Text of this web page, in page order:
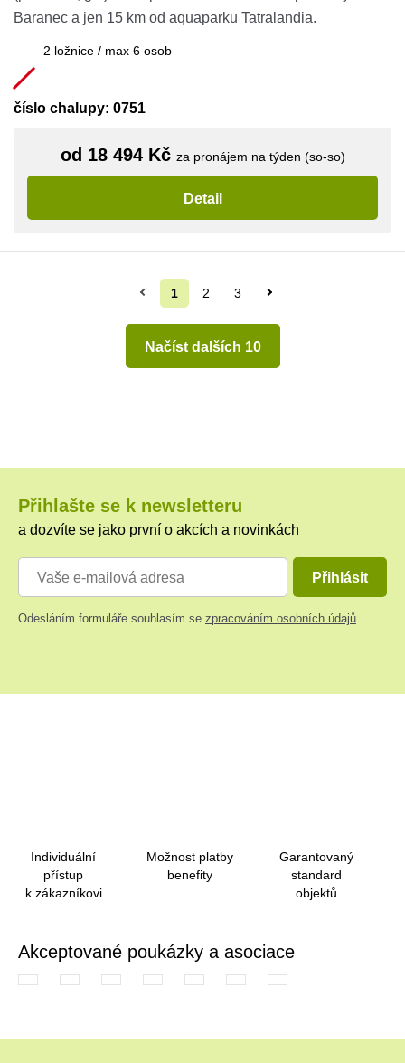
Baranec a jen 15 km od aquaparku Tatralandia.
2 ložnice / max 6 osob
číslo chalupy: 0751
od 18 494 Kč za pronájem na týden (so-so)
Detail
1 2 3
Načíst dalších 10
Přihlašte se k newsletteru
a dozvíte se jako první o akcích a novinkách
Přihlásit
Odesláním formuláře souhlasím se zpracováním osobních údajů
Individuální
přístup
k zákazníkovi
Možnost platby
benefity
Garantovaný
standard
objektů
Akceptované poukázky a asociace